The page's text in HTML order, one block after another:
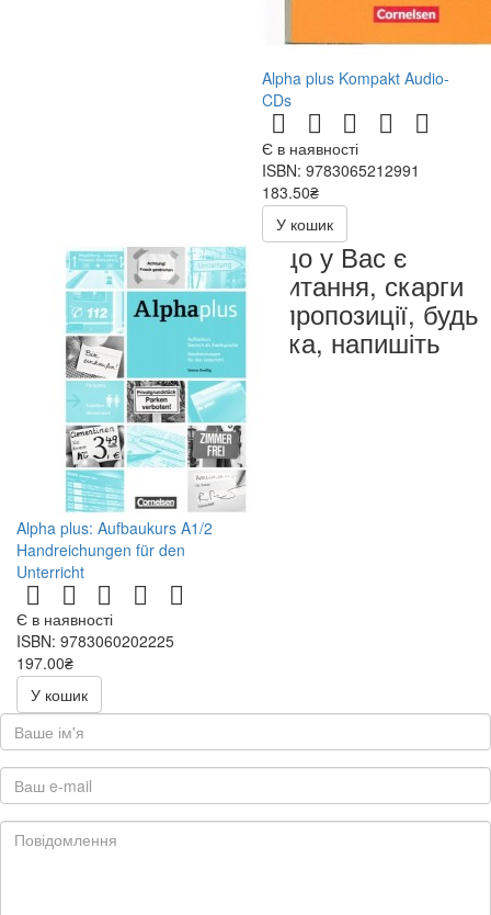
Alpha plus Kompakt Audio-
CDs
Є в наявності
ISBN: 9783065212991
183.50₴
367.00₴
У кошик
Alpha plus: Aufbaukurs A1/2
Handreichungen für den
Unterricht
Є в наявності
ISBN: 9783060202225
197.00₴
394.00₴
У кошик
Якщо у Вас є
запитання, скарги
чи пропозиції, будь
ласка, напишіть
нам